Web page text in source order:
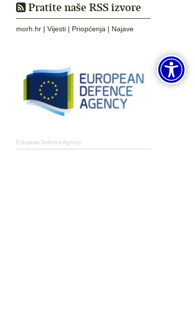
Pratite naše RSS izvore
morh.hr | Vijesti | Priopćenja | Najave
European Defence Agency